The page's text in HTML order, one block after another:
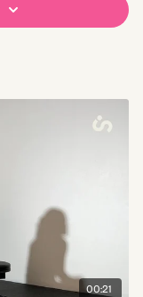
00:21